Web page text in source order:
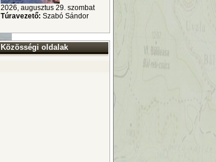
2026, augusztus 29. szombat
Túravezető: Szabó Sándor
Közösségi oldalak